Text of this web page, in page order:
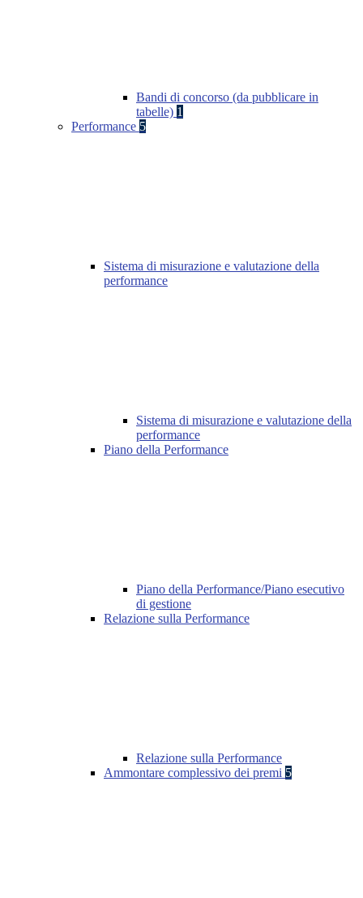
Bandi di concorso (da pubblicare in
tabelle) 1
Performance 5
Sistema di misurazione e valutazione della
performance
Sistema di misurazione e valutazione della
performance
Piano della Performance
Piano della Performance/Piano esecutivo
di gestione
Relazione sulla Performance
Relazione sulla Performance
Ammontare complessivo dei premi 5